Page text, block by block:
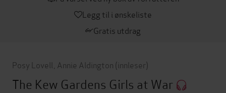
Legg til i ønskeliste
Gratis utdrag
Posy Lovell Annie Aldington (innleser)
The Kew Gardens Girls at War